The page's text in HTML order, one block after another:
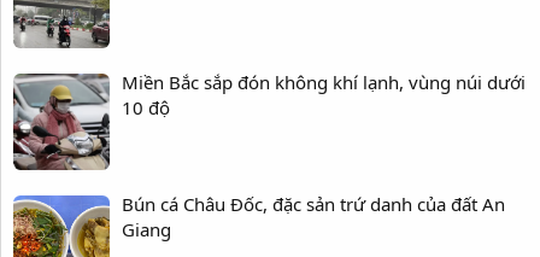
Miền Bắc sắp đón không khí lạnh, vùng núi dưới
10 độ
Bún cá Châu Đốc, đặc sản trứ danh của đất An
Giang